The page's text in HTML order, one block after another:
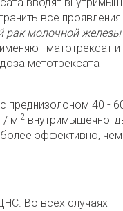
вводят
все проявления
рак молочной железы
матотрексат и
метотрексата
преднизолоном 40 -
/ м 2 внутримышечно
эффективно, чем
Во всех случаях